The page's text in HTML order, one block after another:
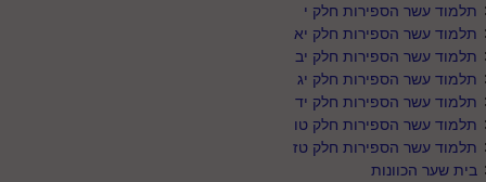
תלמוד עשר הספירות חלק י
תלמוד עשר הספירות חלק יא
תלמוד עשר הספירות חלק יב
תלמוד עשר הספירות חלק יג
תלמוד עשר הספירות חלק יד
תלמוד עשר הספירות חלק טו
תלמוד עשר הספירות חלק טז
בית שער הכוונות